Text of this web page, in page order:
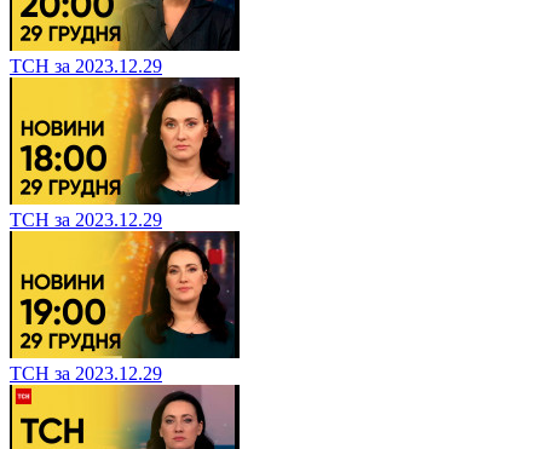
ТСН за 2023.12.29
ТСН за 2023.12.29
ТСН за 2023.12.29